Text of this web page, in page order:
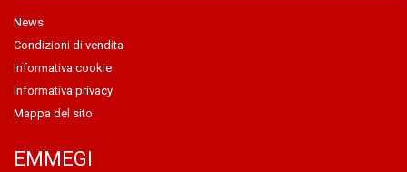
News
Condizioni di vendita
Informativa cookie
Informativa privacy
Mappa del sito
EMMEGI